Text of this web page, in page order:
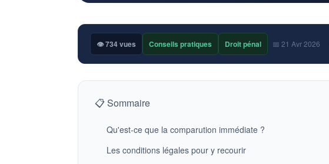
👁 734 vues Conseils pratiques Droit pénal 📅 21 Avr 2026
📋 Sommaire
Qu'est-ce que la comparution immédiate ?
Les conditions légales pour y recourir